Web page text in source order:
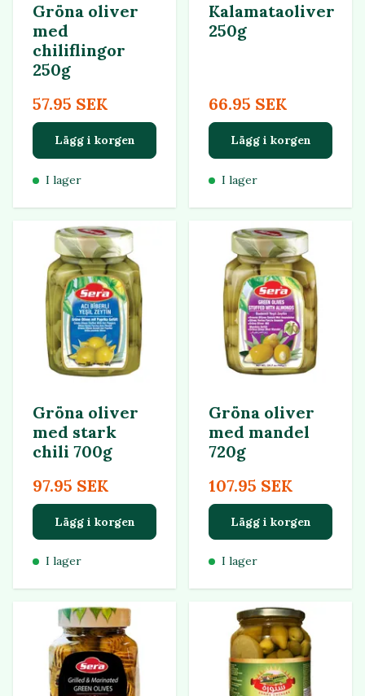
Gröna oliver
med
chiliflingor
250g
57.95 SEK
Lägg i korgen
I lager
Kalamataoliver
250g
66.95 SEK
Lägg i korgen
I lager
Gröna oliver
med stark
chili 700g
97.95 SEK
Lägg i korgen
I lager
Gröna oliver
med mandel
720g
107.95 SEK
Lägg i korgen
I lager